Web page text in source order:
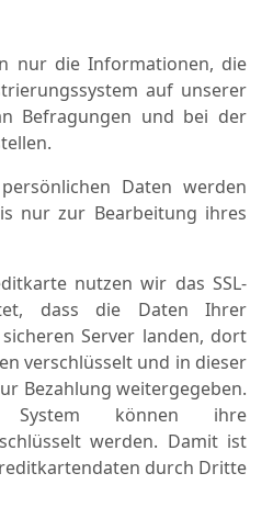
nur die Informationen, die
auf unserer
Befragungen und bei der
Daten werden
nur zur Bearbeitung ihres
nutzen wir das SSL-
dass die Daten Ihrer
Server landen, dort
verschlüsselt und in dieser
Bezahlung weitergegeben.
können ihre
werden. Damit ist
durch Dritte